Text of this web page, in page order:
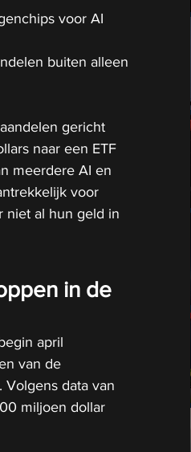
voor AI
buiten alleen
gericht
naar een ETF
meerdere AI en
voor
niet al hun geld in
in de
april
van de
data van
miljoen dollar